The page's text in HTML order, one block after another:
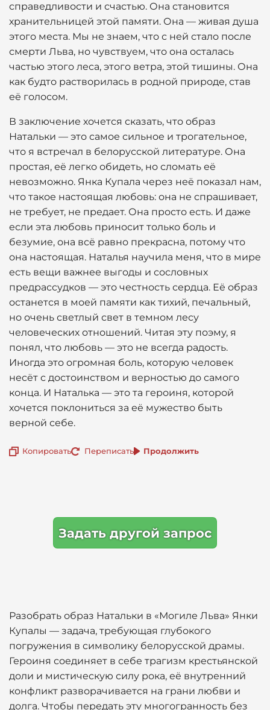
справедливости и счастью. Она становится
хранительницей этой памяти. Она — живая душа
этого места. Мы не знаем, что с ней стало после
смерти Льва, но чувствуем, что она осталась
частью этого леса, этого ветра, этой тишины. Она
как будто растворилась в родной природе, став
её голосом.
В заключение хочется сказать, что образ
Натальки — это самое сильное и трогательное,
что я встречал в белорусской литературе. Она
простая, её легко обидеть, но сломать её
невозможно. Янка Купала через неё показал нам,
что такое настоящая любовь: она не спрашивает,
не требует, не предает. Она просто есть. И даже
если эта любовь приносит только боль и
безумие, она всё равно прекрасна, потому что
она настоящая. Наталья научила меня, что в мире
есть вещи важнее выгоды и сословных
предрассудков — это честность сердца. Её образ
останется в моей памяти как тихий, печальный,
но очень светлый свет в темном лесу
человеческих отношений. Читая эту поэму, я
понял, что любовь — это не всегда радость.
Иногда это огромная боль, которую человек
несёт с достоинством и верностью до самого
конца. И Наталька — это та героиня, которой
хочется поклониться за её мужество быть
верной себе.
Копировать Переписать Продолжить
Задать другой запрос
Разобрать образ Натальки в «Могиле Льва» Янки
Купалы — задача, требующая глубокого
погружения в символику белорусской драмы.
Героиня соединяет в себе трагизм крестьянской
доли и мистическую силу рока, её внутренний
конфликт разворачивается на грани любви и
долга. Чтобы передать эту многогранность без